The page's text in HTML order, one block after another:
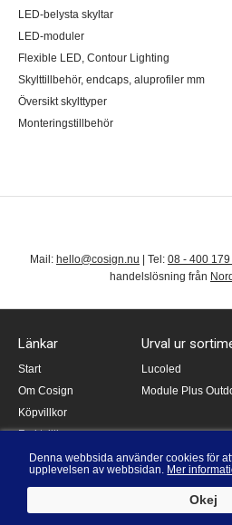
Okej
Denna webbsida använder cookies för
upplevelsen av webbsidan. Mer
LED-belysta skyltar
LED-moduler
Flexible LED, Contour Lighting
Skylttillbehör, endcaps, aluprofiler mm
Översikt skylttyper
Monteringstillbehör
Mail: hello@cosign.nu | Tel: 08 - 400
handelslösning från
Länkar
Start
Om Cosign
Köpvillkor
Fraktvillkor
Kontakta oss
GDPR & cookies
Urval ur
Lucoled
Module Plus